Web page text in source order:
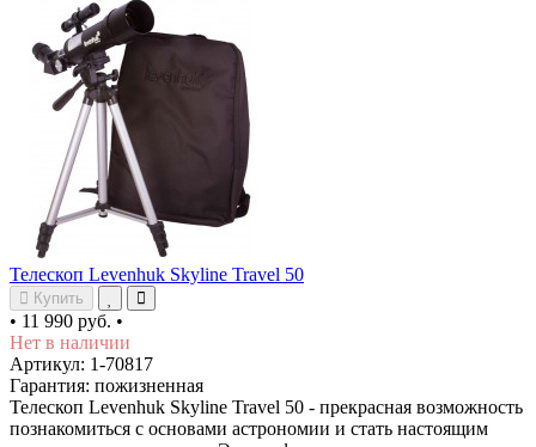
Телескоп Levenhuk Skyline Travel 50
Купить
• 11 990 руб. •
Нет в наличии
Артикул: 1-70817
Гарантия: пожизненная
Телескоп Levenhuk Skyline Travel 50 - прекрасная возможность
познакомиться с основами астрономии и стать настоящим